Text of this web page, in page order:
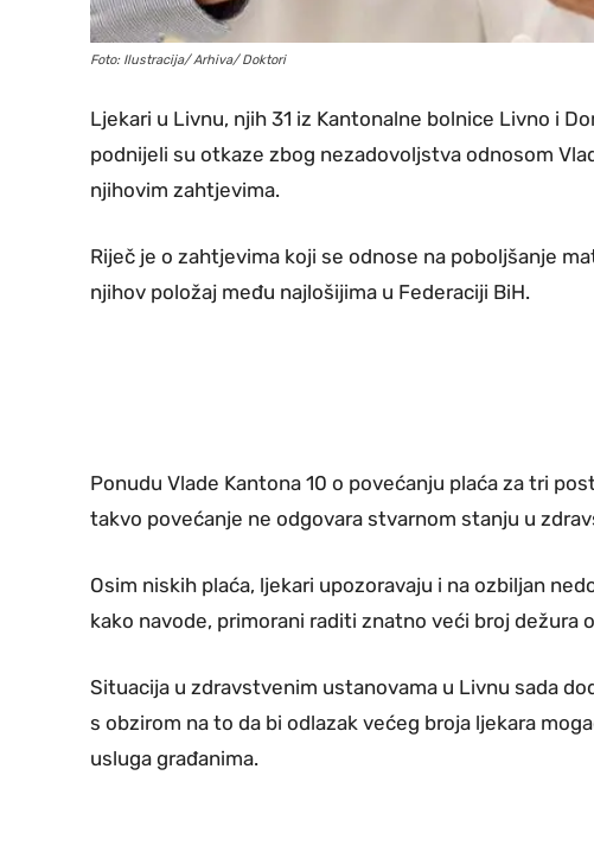
Foto: Ilustracija/ Arhiva/ Doktori
Ljekari u Livnu, njih 31 iz Kantonalne bolnice Livno i
podnijeli su otkaze zbog nezadovoljstva odnosom
njihovim zahtjevima.
Riječ je o zahtjevima koji se odnose na poboljšanje
njihov položaj među najlošijima u Federaciji BiH.
Ponudu Vlade Kantona 10 o povećanju plaća za tri
takvo povećanje ne odgovara stvarnom stanju u
Osim niskih plaća, ljekari upozoravaju i na ozbiljan
kako navode, primorani raditi znatno veći broj dežura
Situacija u zdravstvenim ustanovama u Livnu sada
s obzirom na to da bi odlazak većeg broja ljekara
usluga građanima.